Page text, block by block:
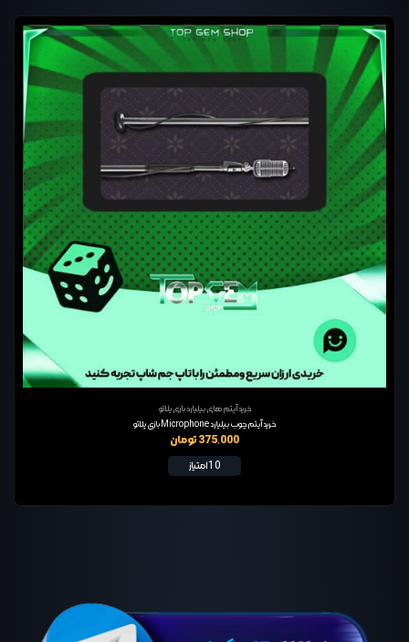
خرید آیتم های بیلیارد بازی پلاتو
خرید آیتم چوب بیلیارد Microphone بازی پلاتو
375,000 تومان
10 امتیاز